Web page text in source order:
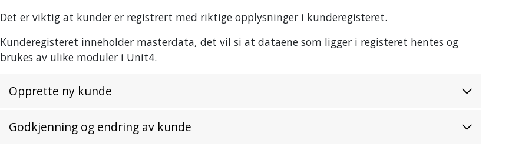
Det er viktig at kunder er registrert med riktige opplysninger i kunderegisteret.
Kunderegisteret inneholder masterdata, det vil si at dataene som ligger i registeret hentes og
brukes av ulike moduler i Unit4.
Opprette ny kunde
Godkjenning og endring av kunde